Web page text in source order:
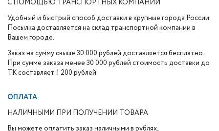
С ПОМОЩЬЮ ТРАНСПОРТНЫХ КОМПАНИЙ
Удобный и быстрый способ доставки в крупные города России.
Посылка доставляется на склад транспортной компании в
Вашем городе.
Заказ на сумму свыше 30 000 рублей доставляется бесплатно.
При сумме заказа менее 30 000 рублей стоимость доставки до
ТК составляет 1 200 рублей.
ОПЛАТА
НАЛИЧНЫМИ ПРИ ПОЛУЧЕНИИ ТОВАРА
Вы можете оплатить заказ наличными в рублях,